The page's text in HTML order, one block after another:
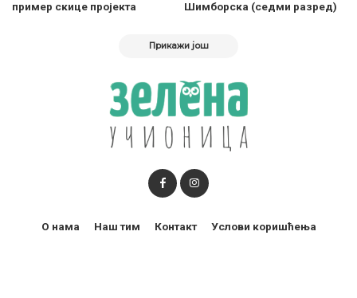
пример скице пројекта
Шимборска (седми разред)
Прикажи још
О нама Наш тим Контакт Услови коришћења